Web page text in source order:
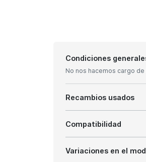
Condiciones
No nos hacemos cargo
Recambios usados
Compatibilidad
Variaciones en el